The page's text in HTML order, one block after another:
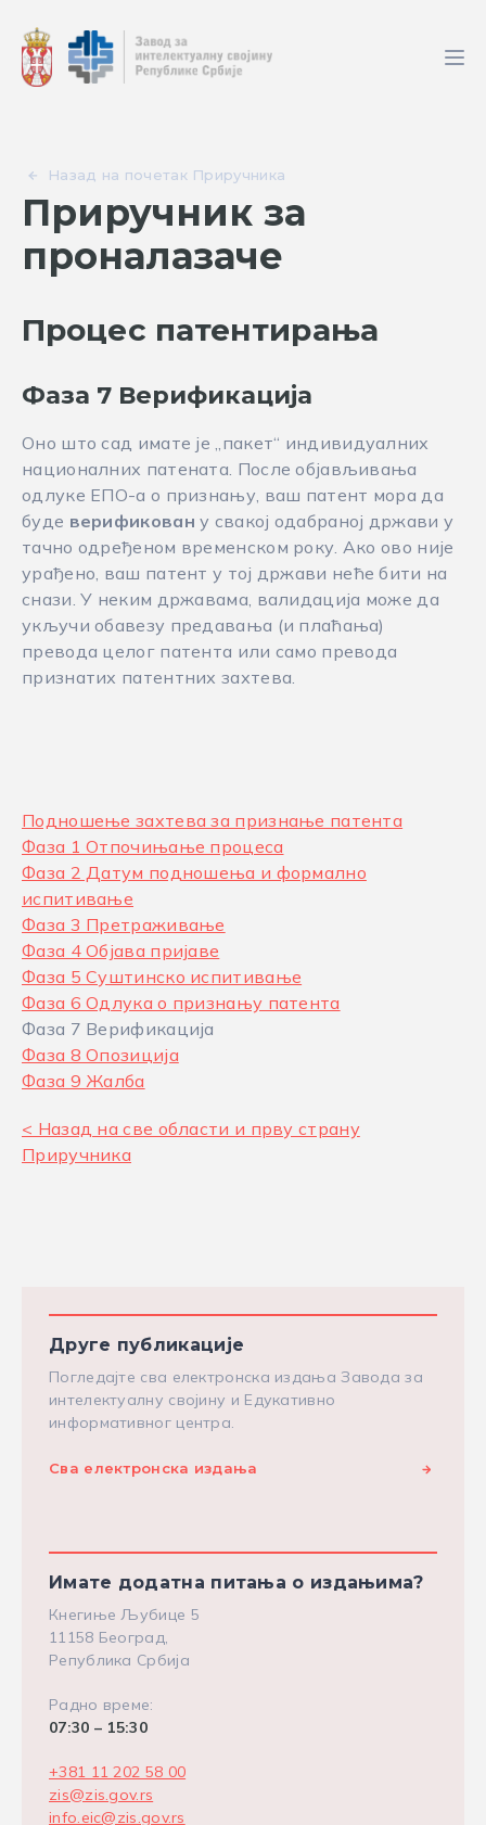
Назад на почетак Приручника
Приручник за
проналазаче
Процес патентирања
Фаза 7 Верификација
Оно што сад имате је „пакет“ индивидуалних
националних патената. После објављивања
одлуке ЕПО-а о признању, ваш патент мора да
буде верификован у свакој одабраној држави у
тачно одређеном временском року. Ако ово није
урађено, ваш патент у тој држави неће бити на
снази. У неким државама, валидација може да
укључи обавезу предавања (и плаћања)
превода целог патента или само превода
признатих патентних захтева.
Подношење захтева за признање патента
Фаза 1 Отпочињање процеса
Фаза 2 Датум подношења и формално
испитивање
Фаза 3 Претраживање
Фаза 4 Објава пријавe
Фаза 5 Суштинско испитивање
Фаза 6 Одлука о признању патента
Фаза 7 Верификација
Фаза 8 Опозиција
Фаза 9 Жалба
< Назад на све области и прву страну
Приручника
Друге публикације
Погледајте сва електронска издања Завода за
интелектуалну својину и Едукативно
информативног центра.
Сва електронска издања
Имате додатна питања о издањима?
Кнегиње Љубице 5
11158 Београд,
Република Србија
Радно време:
07:30 – 15:30
+381 11 202 58 00
zis@zis.gov.rs
info.eic@zis.gov.rs